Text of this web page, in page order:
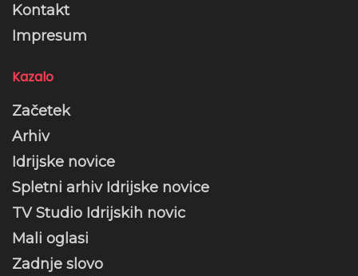
Kontakt
Impresum
Kazalo
Začetek
Arhiv
Idrijske novice
Spletni arhiv Idrijske novice
TV Studio Idrijskih novic
Mali oglasi
Zadnje slovo